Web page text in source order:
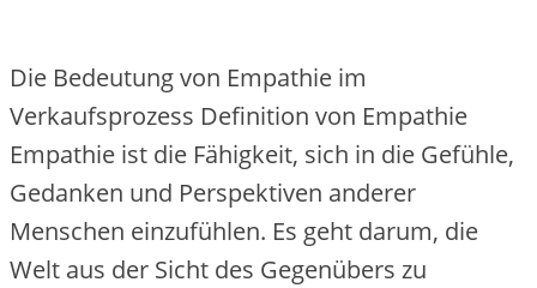
Die Bedeutung von Empathie im
Verkaufsprozess Definition von Empathie
Empathie ist die Fähigkeit, sich in die Gefühle,
Gedanken und Perspektiven anderer
Menschen einzufühlen. Es geht darum, die
Welt aus der Sicht des Gegenübers zu